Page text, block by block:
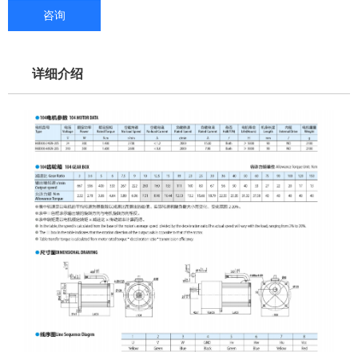
咨询
详细介绍